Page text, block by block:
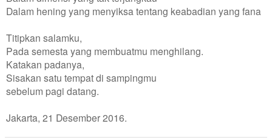
Dalam hening yang menyiksa tentang keabadian yang fana
Titipkan salamku,
Pada semesta yang membuatmu menghilang.
Katakan padanya,
Sisakan satu tempat di sampingmu
sebelum pagi datang.
Jakarta, 21 Desember 2016.